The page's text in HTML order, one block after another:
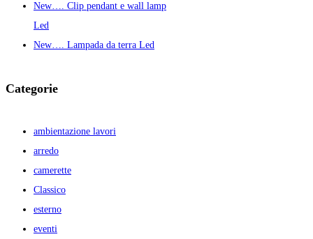
New…. Clip pendant e wall lamp
Led
New…. Lampada da terra Led
Categorie
ambientazione lavori
arredo
camerette
Classico
esterno
eventi